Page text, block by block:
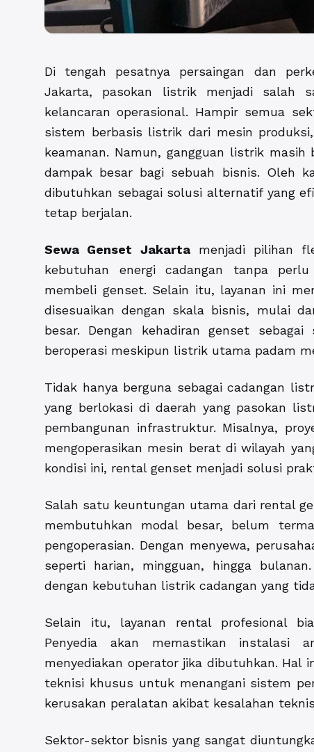
Di tengah pesatnya persaingan dan
Jakarta, pasokan listrik menjadi salah
kelancaran operasional. Hampir semua
sistem berbasis listrik dari mesin
keamanan. Namun, gangguan listrik
dampak besar bagi sebuah bisnis. Oleh
dibutuhkan sebagai solusi alternatif yang
tetap berjalan.
Sewa Genset Jakartamenjadi pilihan
kebutuhan energi cadangan tanpa
membeli genset. Selain itu, layanan ini
disesuaikan dengan skala bisnis, mulai
besar. Dengan kehadiran genset
beroperasi meskipun listrik utama padam
Tidak hanya berguna sebagai cadangan
yang berlokasi di daerah yang pasokan
pembangunan infrastruktur. Misalnya,
mengoperasikan mesin berat di wilayah
kondisi ini, rental genset menjadi solusi
Salah satu keuntungan utama dari rental
membutuhkan modal besar, belum
pengoperasian. Dengan menyewa,
seperti harian, mingguan, hingga
dengan kebutuhan listrik cadangan yang
Selain itu, layanan rental profesional
Penyedia akan memastikan instalasi
menyediakan operator jika dibutuhkan.
teknisi khusus untuk menangani sistem
kerusakan peralatan akibat kesalahan
Sektor-sektor bisnis yang sangat